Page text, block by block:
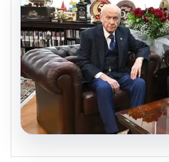
06.08.2026